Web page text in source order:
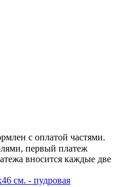
с оплатой частями.
первый платеж
вносится каждые две
см. - пудровая